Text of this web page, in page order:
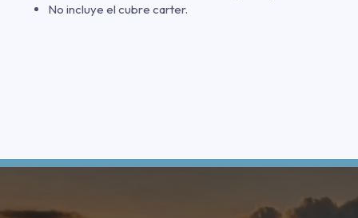
No incluye el cubre carter.